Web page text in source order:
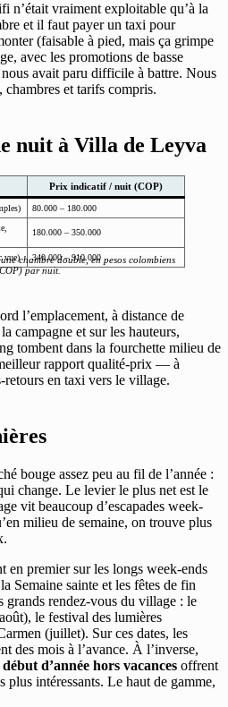
n’était vraiment exploitable qu’à la
et il faut payer un taxi pour
(faisable à pied, mais ça grimpe
avec les promotions de basse
avait paru difficile à battre. Nous
, chambres et tarifs compris.
nuit à Villa de Leyva
Prix indicatif / nuit (COP)
80.000 – 180.000
180.000 – 350.000
vue) 340.000 – 910.000
chambre double, en pesos colombiens
par nuit.
l’emplacement, à distance de
campagne et sur les hauteurs,
tombent dans la fourchette milieu de
rapport qualité-prix — à
retours en taxi vers le village.
bouge assez peu au fil de l’année :
change. Le levier le plus net est le
vit beaucoup d’escapades week-
milieu de semaine, on trouve plus
en premier sur les longs week-ends
Semaine sainte et les fêtes de fin
grands rendez-vous du village : le
le festival des lumières
(juillet). Sur ces dates, les
des mois à l’avance. À l’inverse,
début d’année hors vacances offrent
plus intéressants. Le haut de gamme,